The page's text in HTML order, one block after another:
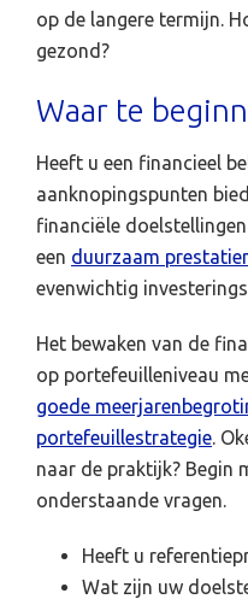
op de langere termijn.
gezond?
Waar te
Heeft u een financieel
aanknopingspunten
financiële
een duurzaam
evenwichtig
Het bewaken van de
op portefeuilleniveau
goede
portefeuillestrategie.
naar de praktijk? Begin
onderstaande vragen.
Heeft u
Wat zijn uw